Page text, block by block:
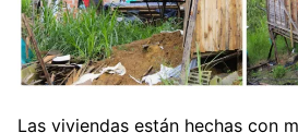
Las viviendas están hechas con